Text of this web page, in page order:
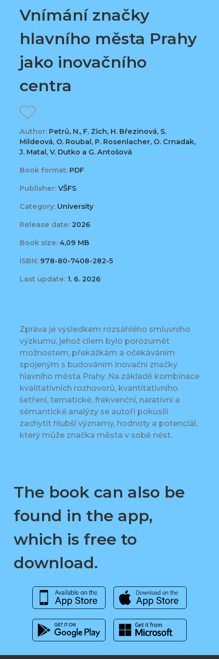
Vnímání značky
hlavního města Prahy
jako inovačního
centra
Author: Petrů, N., F. Zich, H. Březinová, S.
Mildeová, O. Roubal, P. Rosenlacher, O. Crnadak,
J. Matal, V. Dutko a G. Antošová
Book format: PDF
Publisher: VŠFS
Category: University
Release date: 2026
Book size: 4,09 MB
ISBN: 978-80-7408-282-5
Last update: 1. 6. 2026
Zpráva je výsledkem rozsáhlého smluvního
výzkumu, jehož cílem bylo porozumět
možnostem, překážkám a očekáváním
spojeným s budováním inovační značky
hlavního města Prahy. Na základě kombinace
kvalitativních rozhovorů, kvantitativního
šetření, tematické, frekvenční, narativní a
sémantické analýzy se autoři pokusili
zachytit hlubší významy, hodnoty a potenciál,
který může značka města v sobě nést.
The book can also be
found in the app,
which is free to
download.